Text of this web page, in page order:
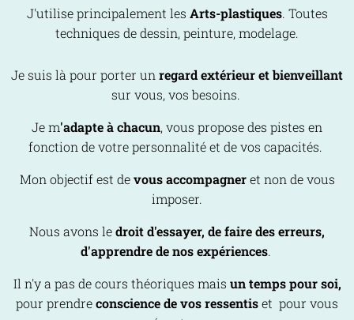
J'utilise principalement les Arts-plastiques. Toutes
techniques de dessin, peinture, modelage.
Je suis là pour porter un regard extérieur et bienveillant
sur vous, vos besoins.
Je m'adapte à chacun, vous propose des pistes en
fonction de votre personnalité et de vos capacités.
Mon objectif est devous accompagneret non de vous
imposer.
Nous avons ledroit d'essayer, de faire des erreurs,
d'apprendre de nos expériences.
Il n'y a pas de cours théoriques mais un temps pour soi,
pour prendreconscience de vos ressentiset pour vous